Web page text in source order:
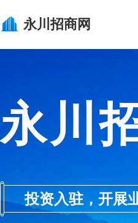
永川招商网
永川
投资入驻，开展